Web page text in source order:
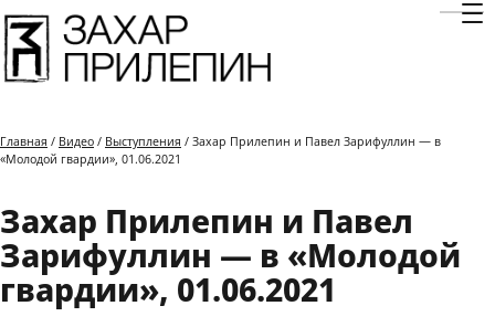
Главная / Видео / Выступления / Захар Прилепин и Павел Зарифуллин — в
«Молодой гвардии», 01.06.2021
Захар Прилепин и Павел
Зарифуллин — в «Молодой
гвардии», 01.06.2021